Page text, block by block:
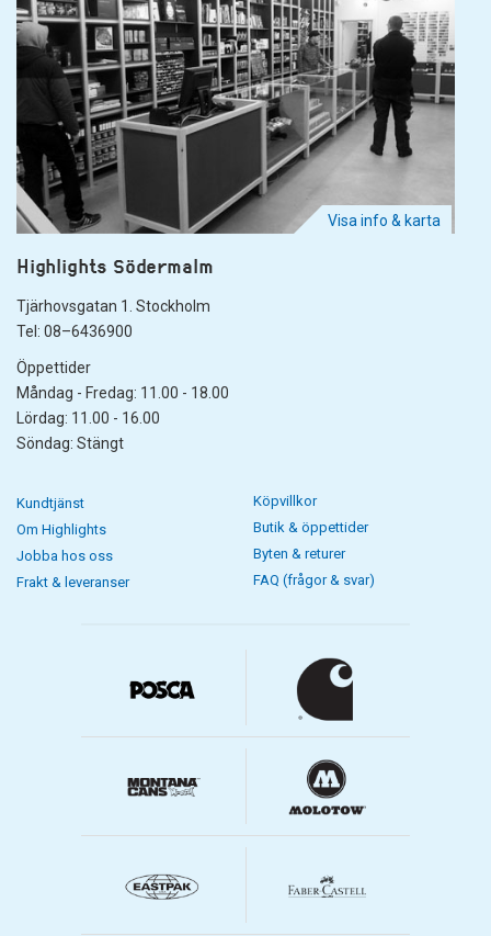
Visa info & karta
Highlights Södermalm
Tjärhovsgatan 1. Stockholm
Tel: 08–6436900
Öppettider
Måndag - Fredag: 11.00 - 18.00
Lördag: 11.00 - 16.00
Söndag: Stängt
Kundtjänst
Om Highlights
Jobba hos oss
Frakt & leveranser
Köpvillkor
Butik & öppettider
Byten & returer
FAQ (frågor & svar)